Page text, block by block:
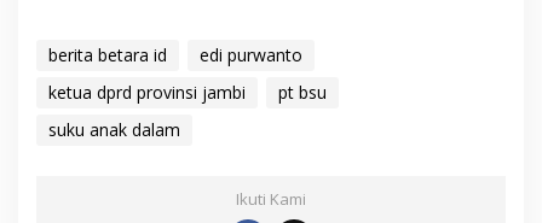
berita betara id
edi purwanto
ketua dprd provinsi jambi
pt bsu
suku anak dalam
Ikuti Kami